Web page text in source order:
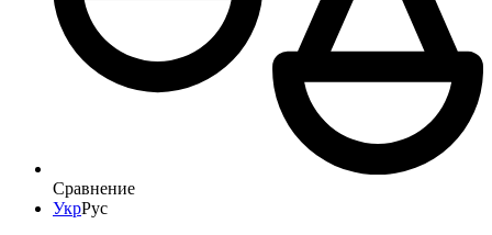
Сравнение
УкрРус